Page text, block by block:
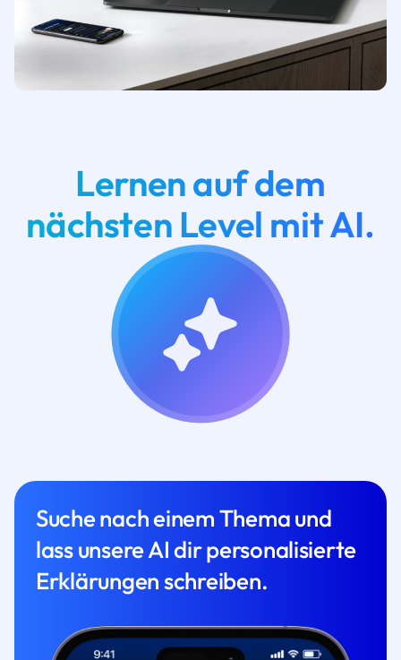
Lernen auf dem
nächsten Level mit AI.
Suche nach einem Thema und
lass unsere AI dir personalisierte
Erklärungen schreiben.